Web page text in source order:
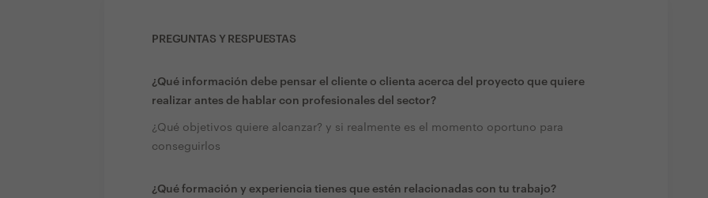
PREGUNTAS Y RESPUESTAS
¿Qué información debe pensar el cliente o clienta acerca del proyecto que quiere
realizar antes de hablar con profesionales del sector?
¿Qué objetivos quiere alcanzar? y si realmente es el momento oportuno para
conseguirlos
¿Qué formación y experiencia tienes que estén relacionadas con tu trabajo?